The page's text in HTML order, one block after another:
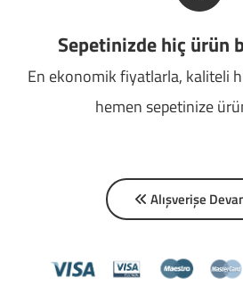
Sepetinizde hiç ürün
En ekonomik fiyatlarla, kaliteli
hemen sepetinize
Alışverişe